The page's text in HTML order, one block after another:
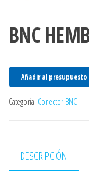
BNC
Añadir al presupuesto
Categoría: Conector BNC
DESCRIPCIÓN